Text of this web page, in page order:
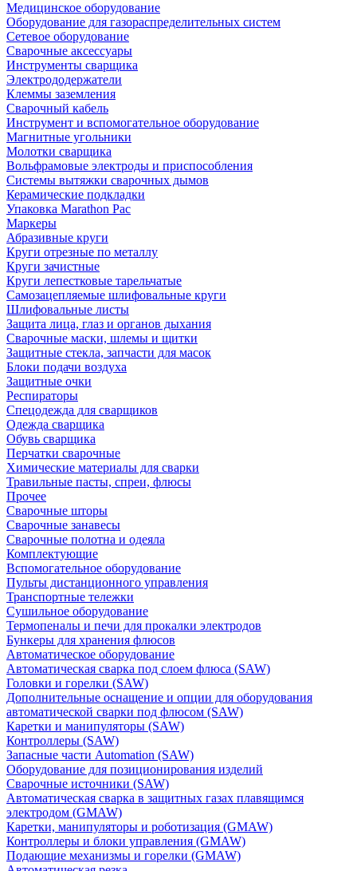
Медицинское оборудование
Оборудование для газораспределительных систем
Сетевое оборудование
Сварочные аксессуары
Инструменты сварщика
Электрододержатели
Клеммы заземления
Сварочный кабель
Инструмент и вспомогательное оборудование
Магнитные угольники
Молотки сварщика
Вольфрамовые электроды и приспособления
Системы вытяжки сварочных дымов
Керамические подкладки
Упаковка Marathon Pac
Маркеры
Абразивные круги
Круги отрезные по металлу
Круги зачистные
Круги лепестковые тарельчатые
Самозацепляемые шлифовальные круги
Шлифовальные листы
Защита лица, глаз и органов дыхания
Сварочные маски, шлемы и щитки
Защитные стекла, запчасти для масок
Блоки подачи воздуха
Защитные очки
Респираторы
Спецодежда для сварщиков
Одежда сварщика
Обувь сварщика
Перчатки сварочные
Химические материалы для сварки
Травильные пасты, спреи, флюсы
Прочее
Сварочные шторы
Сварочные занавесы
Сварочные полотна и одеяла
Комплектующие
Вспомогательное оборудование
Пульты дистанционного управления
Транспортные тележки
Сушильное оборудование
Термопеналы и печи для прокалки электродов
Бункеры для хранения флюсов
Автоматическое оборудование
Автоматическая сварка под слоем флюса (SAW)
Головки и горелки (SAW)
Дополнительные оснащение и опции для оборудования
автоматической сварки под флюсом (SAW)
Каретки и манипуляторы (SAW)
Контроллеры (SAW)
Запасные части Automation (SAW)
Оборудование для позиционирования изделий
Сварочные источники (SAW)
Автоматическая сварка в защитных газах плавящимся
электродом (GMAW)
Каретки, манипуляторы и роботизация (GMAW)
Контроллеры и блоки управления (GMAW)
Подающие механизмы и горелки (GMAW)